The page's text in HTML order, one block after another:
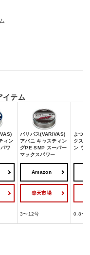
イテム
ィン
ワ
バリバス(VARIVAS)
アバニ キャスティン
グPE SMP スーパー
マックスパワー
よつ
クスブ
ン ウ
Amazon
楽天市場
3〜12号 0.8〜6